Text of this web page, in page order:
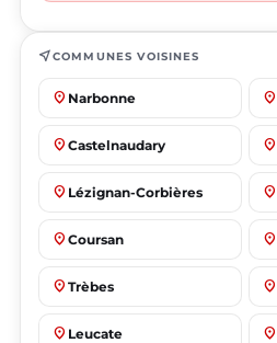
near_meCOMMUNES VOISINES
place Narbonne place
place Castelnaudary place
place Lézignan-Corbières place
place Coursan place
place Trèbes place
place Leucate place